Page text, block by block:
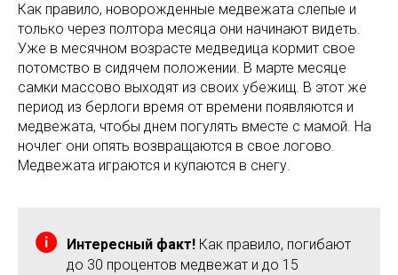
Как правило, новорожденные медвежата слепые и
только через полтора месяца они начинают видеть.
Уже в месячном возрасте медведица кормит свое
потомство в сидячем положении. В марте месяце
самки массово выходят из своих убежищ. В этот же
период из берлоги время от времени появляются и
медвежата, чтобы днем погулять вместе с мамой. На
ночлег они опять возвращаются в свое логово.
Медвежата играются и купаются в снегу.
Интересный факт! Как правило, погибают
до 30 процентов медвежат и до 15